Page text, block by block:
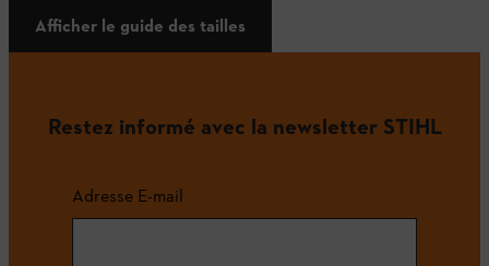
Afficher le guide des tailles
Restez informé avec la newsletter STIHL
Adresse E-mail